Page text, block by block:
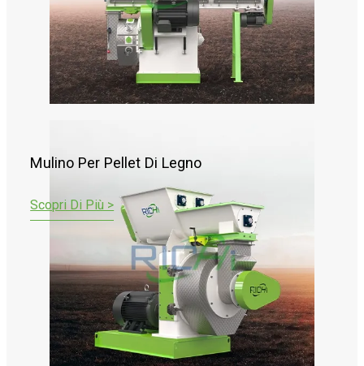
Mulino Per Pellet Di Legno
Scopri Di Più >